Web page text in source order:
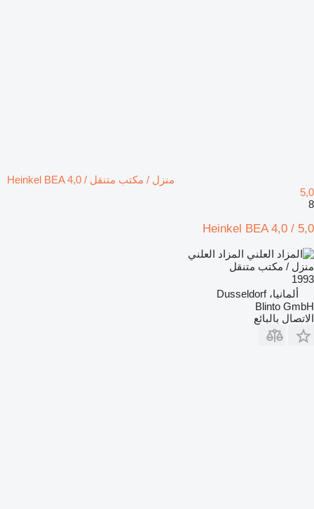
منزل / مكتب متنقل Heinkel BEA 4,0 /
5,0
8
Heinkel BEA 4,0 / 5,0
المزاد العلني
منزل / مكتب متنقل
1993
ألمانيا، Dusseldorf
Blinto GmbH
الاتصال بالبائع